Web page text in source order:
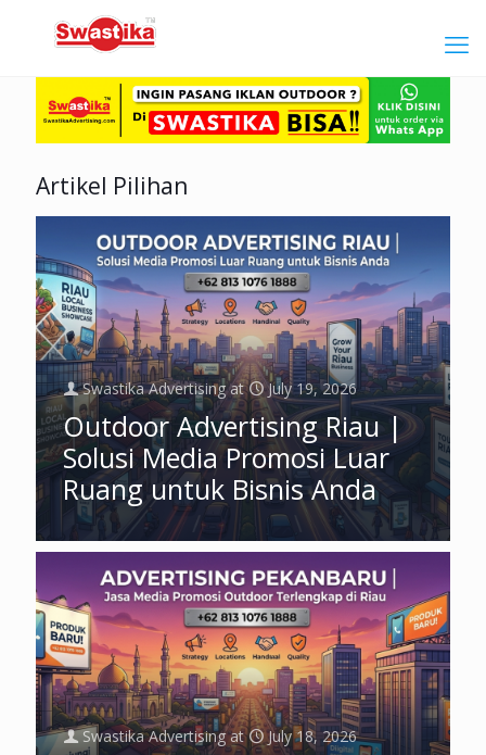
Artikel Pilihan
Swastika Advertising at July 19, 2026
Outdoor Advertising Riau |
Solusi Media Promosi Luar
Ruang untuk Bisnis Anda
Swastika Advertising at July 18, 2026